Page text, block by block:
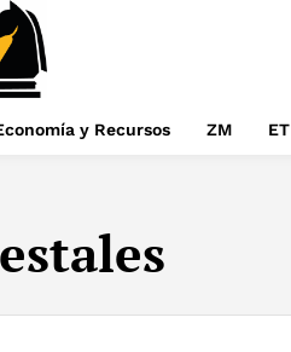
y Recursos ZM ET